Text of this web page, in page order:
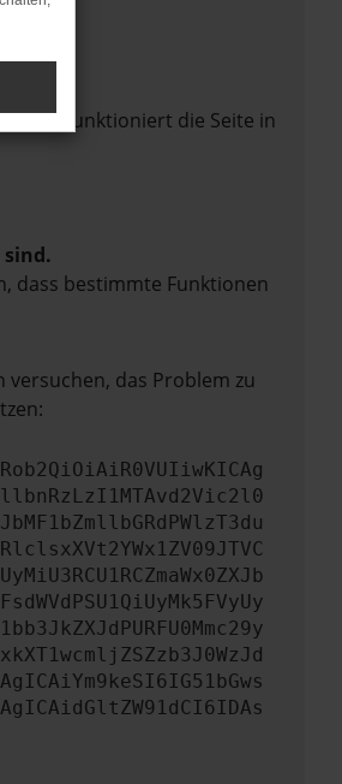
Funktioniert die Seite in
sind.
dass bestimmte Funktionen
das Problem zu